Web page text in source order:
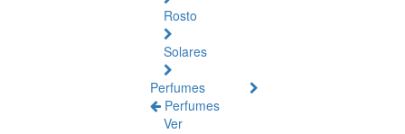
Rosto
Solares
Perfumes
Perfumes
Ver